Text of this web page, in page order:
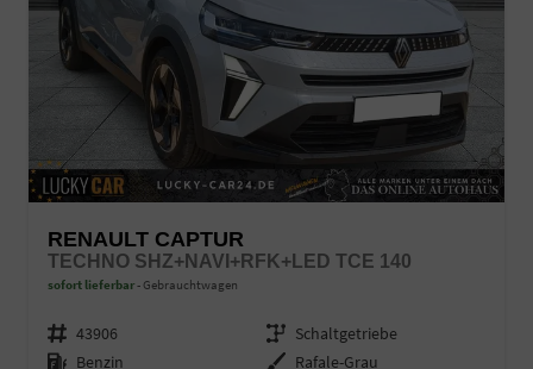
RENAULT CAPTUR
TECHNO SHZ+NAVI+RFK+LED TCE 140
sofort lieferbar Gebrauchtwagen
Fahrzeugnr. 43906 Getriebe Schaltgetriebe
Kraftstoff Benzin Außenfarbe Rafale-Grau